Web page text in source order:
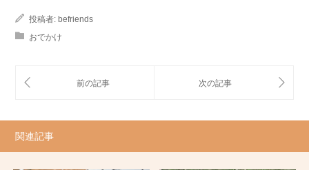
投稿者: befriends
おでかけ
関連記事